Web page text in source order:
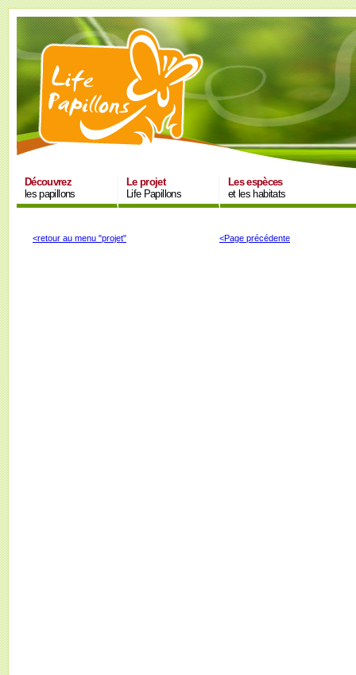
Découvrez
les papillons
Le projet
Life Papillons
Les espèces
et les habitats
<retour au menu "projet" <Page précédente